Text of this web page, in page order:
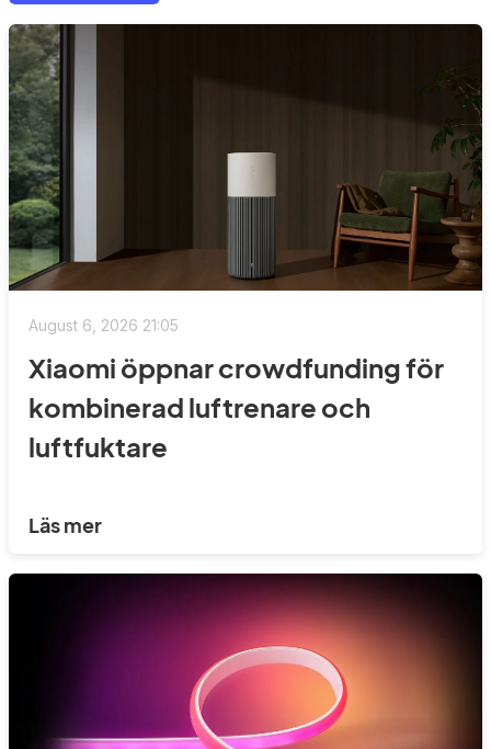
August 6, 2026 21:05
Xiaomi öppnar crowdfunding för
kombinerad luftrenare och
luftfuktare
Läs mer